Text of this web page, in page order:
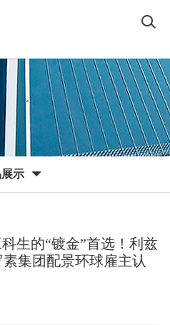
示
生的“镀金”首选！利兹
集团配景环球雇主认